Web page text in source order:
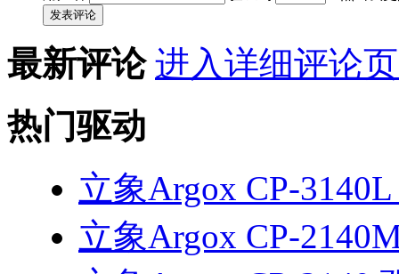
发表评论
最新评论 进入详细评论
热门驱动
立象Argox CP-
立象Argox CP-